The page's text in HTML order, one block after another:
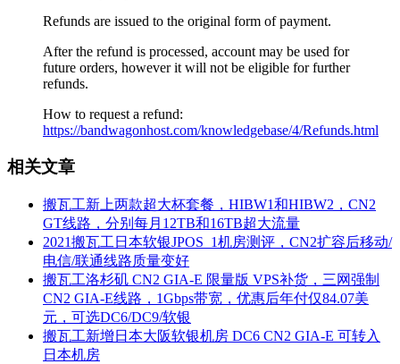
Refunds are issued to the original form of payment.
After the refund is processed, account may be used for
future orders, however it will not be eligible for further
refunds.
How to request a refund:
https://bandwagonhost.com/knowledgebase/4/Refunds.html
相关文章
搬瓦工新上两款超大杯套餐，HIBW1和HIBW2，CN2
GT线路，分别每月12TB和16TB超大流量
2021搬瓦工日本软银JPOS_1机房测评，CN2扩容后移动/
电信/联通线路质量变好
搬瓦工洛杉矶 CN2 GIA-E 限量版 VPS补货，三网强制
CN2 GIA-E线路，1Gbps带宽，优惠后年付仅84.07美
元，可选DC6/DC9/软银
搬瓦工新增日本大阪软银机房 DC6 CN2 GIA-E 可转入
日本机房